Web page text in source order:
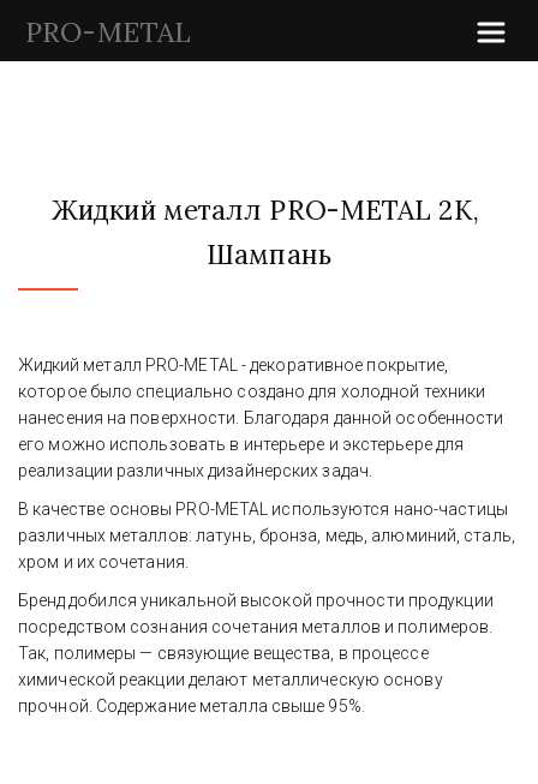
PRO-METAL
Жидкий металл PRO-METAL 2K,
Шампань
Жидкий металл PRO-METAL - декоративное покрытие,
которое было специально создано для холодной техники
нанесения на поверхности. Благодаря данной особенности
его можно использовать в интерьере и экстерьере для
реализации различных дизайнерских задач.
В качестве основы PRO-METAL используются нано-частицы
различных металлов: латунь, бронза, медь, алюминий, сталь,
хром и их сочетания.
Бренд добился уникальной высокой прочности продукции
посредством сознания сочетания металлов и полимеров.
Так, полимеры — связующие вещества, в процессе
химической реакции делают металлическую основу
прочной. Содержание металла свыше 95%.